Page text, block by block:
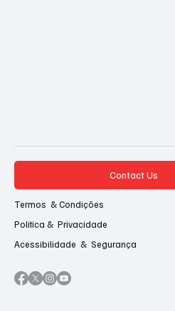
Contact Us
Termos & Condições
Politica & Privacidade
Acessibilidade & Segurança